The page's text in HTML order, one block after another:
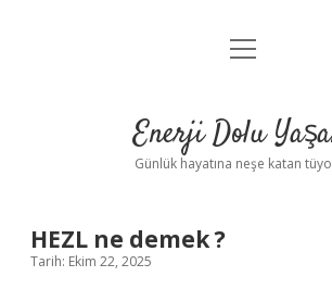
Anasayfa
Yasal Uyarı
menüyü
Enerji Dolu
Günlük hayatına neşe katan
HEZL ne demek ?
Tarih: Ekim 22, 2025